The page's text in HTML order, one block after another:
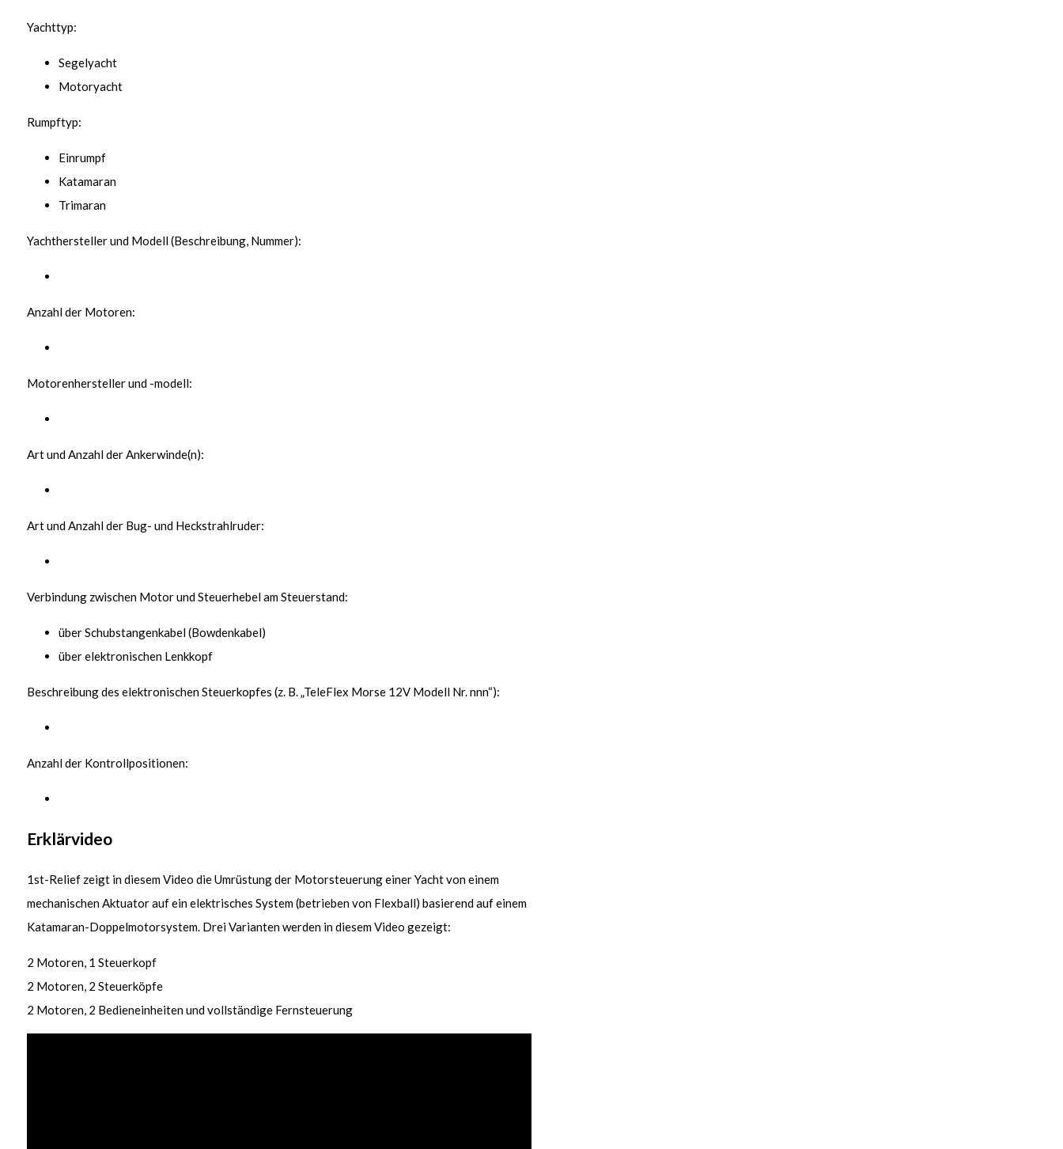
Yachttyp:
Segelyacht
Motoryacht
Rumpftyp:
Einrumpf
Katamaran
Trimaran
Yachthersteller und Modell (Beschreibung, Nummer):
Anzahl der Motoren:
Motorenhersteller und -modell:
Art und Anzahl der Ankerwinde(n):
Art und Anzahl der Bug- und Heckstrahlruder:
Verbindung zwischen Motor und Steuerhebel am Steuerstand:
über Schubstangenkabel (Bowdenkabel)
über elektronischen Lenkkopf
Beschreibung des elektronischen Steuerkopfes (z. B. „TeleFlex Morse 12V Modell Nr. nnn“):
Anzahl der Kontrollpositionen:
Erklärvideo
1st-Relief zeigt in diesem Video die Umrüstung der Motorsteuerung einer Yacht von einem
mechanischen Aktuator auf ein elektrisches System (betrieben von Flexball) basierend auf einem
Katamaran-Doppelmotorsystem. Drei Varianten werden in diesem Video gezeigt:
2 Motoren, 1 Steuerkopf
2 Motoren, 2 Steuerköpfe
2 Motoren, 2 Bedieneinheiten und vollständige Fernsteuerung